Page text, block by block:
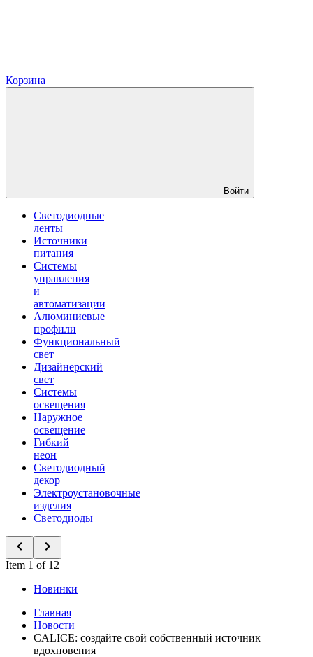
Корзина
Войти
Светодиодные
ленты
Источники
питания
Системы
управления
и
автоматизации
Алюминиевые
профили
Функциональный
свет
Дизайнерский
свет
Системы
освещения
Наружное
освещение
Гибкий
неон
Светодиодный
декор
Электроустановочные
изделия
Светодиоды
Item 1 of 12
Новинки
Главная
Новости
CALICE: создайте свой собственный источник
вдохновения